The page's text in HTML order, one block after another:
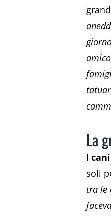
La
I cani
soli
tra le